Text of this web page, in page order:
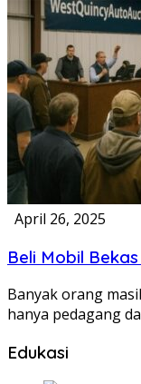
April 26, 2025
Beli Mobil
Banyak orang
hanya pedagang
Edukasi